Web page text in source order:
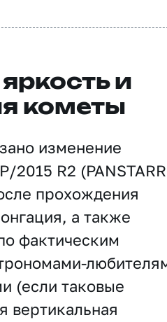
и
кометы
изменение
2015 R2
прохождения
а также
фактическим
(если таковые
вертикальная